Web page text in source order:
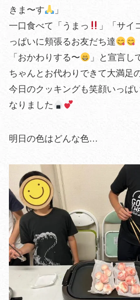
きま〜す
」
一口食べて「うまっ
」「サイ
っぱいに頬張るお友だち達
「おかわりする〜
」と宣言し
ちゃんとお代わりできて大満足
今日のクッキングも笑顔いっぱ
なりました
明日の色はどんな色…